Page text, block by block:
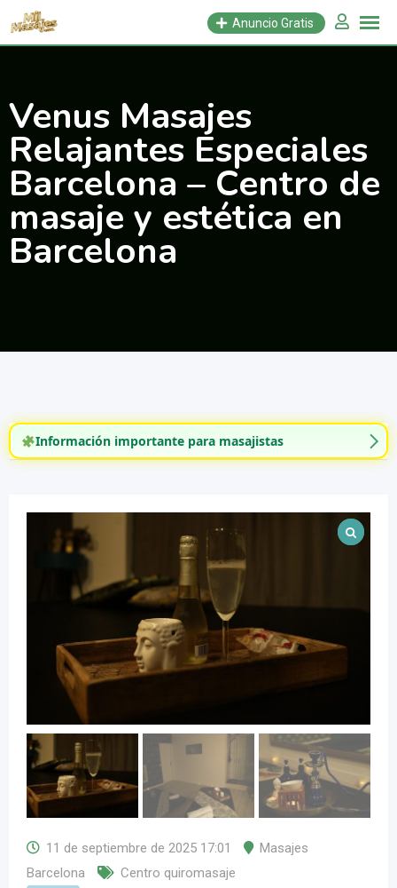
Saltar
Anuncio Gratis
Venus Masajes
Relajantes Especiales
Barcelona – Centro de
masaje y estética en
Barcelona
Información importante para masajistas
11 de septiembre de 2025 17:01
Masajes
Barcelona
Centro quiromasaje